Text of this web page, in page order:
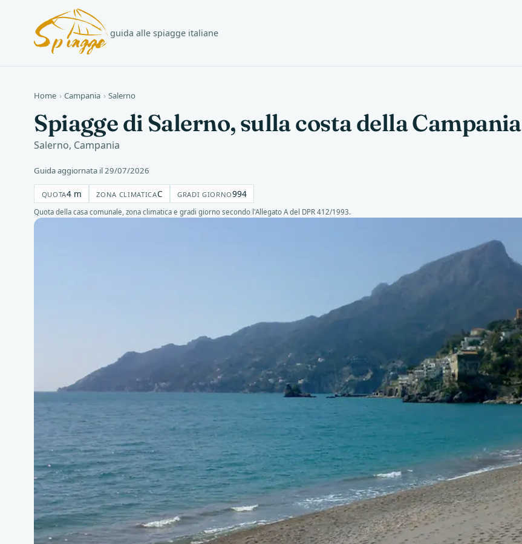
guida alle spiagge italiane
Home › Campania › Salerno
Spiagge di Salerno, sulla costa della Campania
Salerno, Campania
Guida aggiornata il 29/07/2026
QUOTA4 m ZONA CLIMATICAC GRADI GIORNO994
Quota della casa comunale, zona climatica e gradi giorno secondo l'Allegato A del DPR 412/1993.